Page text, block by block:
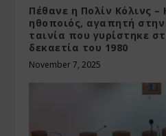
Πέθανε η Πολίν Κόλινς –
ηθοποιός, αγαπητή
ταινία που γυρίστηκε
δεκαετία του 1980
November 7, 2025